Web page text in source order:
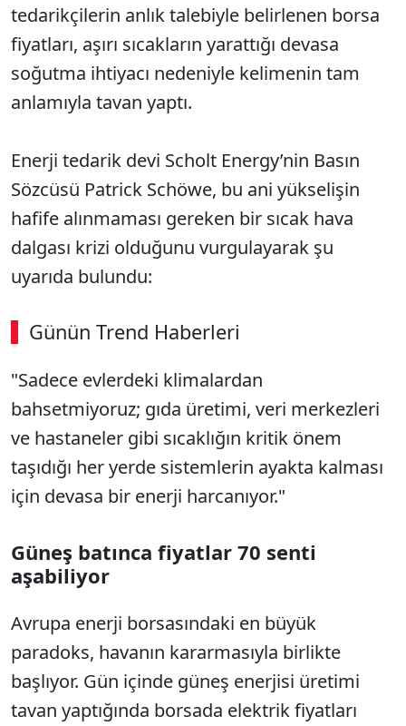
tedarikçilerin anlık talebiyle belirlenen borsa
fiyatları, aşırı sıcakların yarattığı devasa
soğutma ihtiyacı nedeniyle kelimenin tam
anlamıyla tavan yaptı.
Enerji tedarik devi Scholt Energy’nin Basın
Sözcüsü Patrick Schöwe, bu ani yükselişin
hafife alınmaması gereken bir sıcak hava
dalgası krizi olduğunu vurgulayarak şu
uyarıda bulundu:
Günün Trend Haberleri
"Sadece evlerdeki klimalardan
bahsetmiyoruz; gıda üretimi, veri merkezleri
ve hastaneler gibi sıcaklığın kritik önem
taşıdığı her yerde sistemlerin ayakta kalması
için devasa bir enerji harcanıyor."
Güneş batınca fiyatlar 70 senti
aşabiliyor
Avrupa enerji borsasındaki en büyük
paradoks, havanın kararmasıyla birlikte
başlıyor. Gün içinde güneş enerjisi üretimi
tavan yaptığında borsada elektrik fiyatları